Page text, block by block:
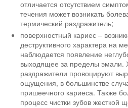
отличается отсутствием
течения может возникать
термический раздражитель;
поверхностный кариес –
деструктивного характера на
наблюдается появление
выходящее за пределы эмали.
раздражители провоцируют
ощущения, в большинстве
пришеечного кариеса. Также
процесс чистки зубов жесткой